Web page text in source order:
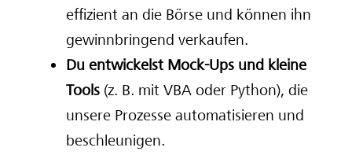
effizient an die Börse und können ihn
gewinnbringend verkaufen.
Du entwickelst Mock-Ups und kleine
Tools (z. B. mit VBA oder Python), die
unsere Prozesse automatisieren und
beschleunigen.